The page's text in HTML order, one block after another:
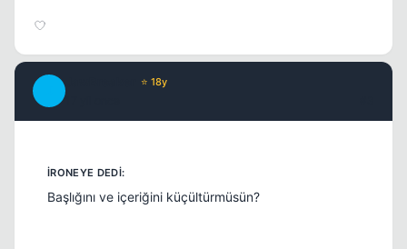
⭐ 18y
Başlığını ve içeriğini küçültürmüsün?